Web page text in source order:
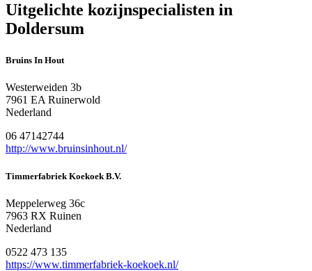
Uitgelichte kozijnspecialisten in
Doldersum
Bruins In Hout
Westerweiden 3b
7961 EA Ruinerwold
Nederland
06 47142744
http://www.bruinsinhout.nl/
Timmerfabriek Koekoek B.V.
Meppelerweg 36c
7963 RX Ruinen
Nederland
0522 473 135
https://www.timmerfabriek-koekoek.nl/